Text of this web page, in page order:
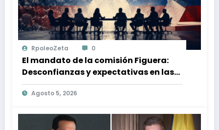
RpoleoZeta 0
El mandato de la comisión Figuera:
Desconfianzas y expectativas en las
elecciones venezolanas
Agosto 5, 2026